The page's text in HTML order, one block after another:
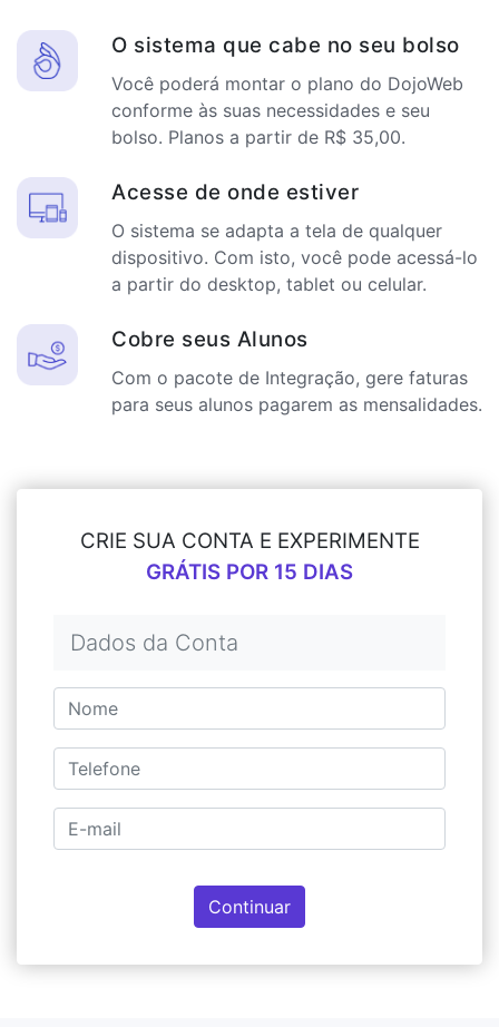
O sistema que cabe no seu bolso
Você poderá montar o plano do DojoWeb
conforme às suas necessidades e seu
bolso. Planos a partir de R$ 35,00.
Acesse de onde estiver
O sistema se adapta a tela de qualquer
dispositivo. Com isto, você pode acessá-lo
a partir do desktop, tablet ou celular.
Cobre seus Alunos
Com o pacote de Integração, gere faturas
para seus alunos pagarem as mensalidades.
CRIE SUA CONTA E EXPERIMENTE
GRÁTIS POR 15 DIAS
Dados da Conta
Continuar